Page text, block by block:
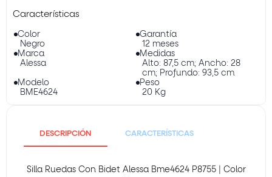
Color
Negro
Garantía
12 meses
Marca
Alessa
Medidas
Alto: 87,5 cm; Ancho: 28
cm; Profundo: 93,5 cm
Modelo
BME4624
Peso
20 Kg
DESCRIPCIÓN CARACTERÍSTICAS
Silla Ruedas Con Bidet Alessa Bme4624 P8755 | Color